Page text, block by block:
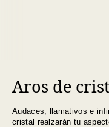
Aros de
Audaces, llamativos e
cristal realzarán tu
Fecha de
Mejor descuento